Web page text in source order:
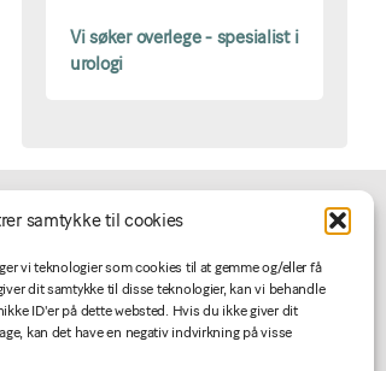
samtykke til cookies
vi teknologier som cookies til at gemme og/eller få
dit samtykke til disse teknologier, kan vi behandle
ID'er på dette websted. Hvis du ikke giver dit
kan det have en negativ indvirkning på visse
Vi søker overlege - spesialist i
urologi